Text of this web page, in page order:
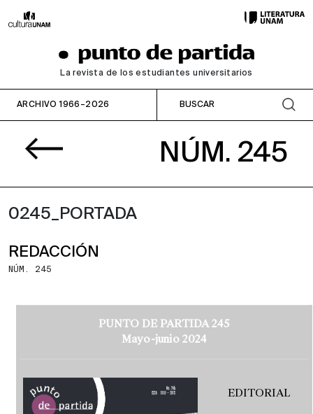
La revista de los estudiantes universitarios
ARCHIVO 1966–2026
NÚM. 245
0245_PORTADA
REDACCIÓN
NÚM. 245
PUNTO DE PARTIDA 245
Mayo-junio 2024
EDITORIAL